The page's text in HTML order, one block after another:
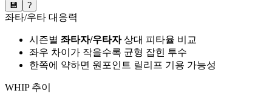
💾 ?
좌타/우타 대응력
시즌별 좌타자/우타자상대 피타율 비교
좌우 차이가 작을수록 균형 잡힌 투수
한쪽에 약하면 원포인트 릴리프 기용 가능성
WHIP 추이